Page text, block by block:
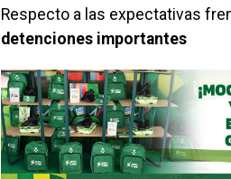
Respecto a las expectativas
detenciones importantes